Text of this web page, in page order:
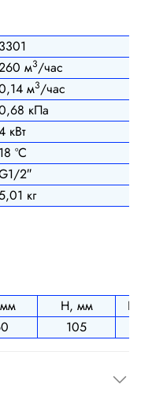
3301
м3/час
м3/час
кПа
кВт
18 ºС
2″
кг
Н, мм
105